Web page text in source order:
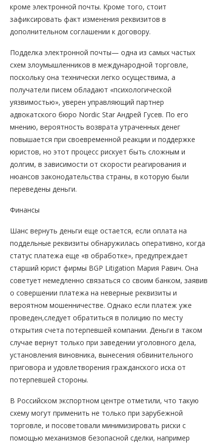
кроме электронной почты. Кроме того, стоит
зафиксировать факт изменения реквизитов в
дополнительном соглашении к договору.
Подделка электронной почты— одна из самых частых
схем злоумышленников в международной торговле,
поскольку она технически легко осуществима, а
получатели писем обладают «психологической
уязвимостью», уверен управляющий партнер
адвокатского бюро Nordic Star Андрей Гусев. По его
мнению, вероятность возврата утраченных денег
повышается при своевременной реакции и поддержке
юристов, но этот процесс рискует быть сложным и
долгим, в зависимости от скорости реагирования и
нюансов законодательства страны, в которую были
переведены деньги.
Финансы
Шанс вернуть деньги еще остается, если оплата на
поддельные реквизиты обнаружилась оперативно, когда
статус платежа еще «в обработке», предупреждает
старший юрист фирмы BGP Litigation Мария Равич. Она
советует немедленно связаться со своим банком, заявив
о совершении платежа на неверные реквизиты и
вероятном мошенничестве. Однако если платеж уже
проведен,следует обратиться в полицию по месту
открытия счета потерпевшей компании. Деньги в таком
случае вернут только при заведении уголовного дела,
установления виновника, вынесения обвинительного
приговора и удовлетворения гражданского иска от
потерпевшей стороны.
В Российском экспортном центре отметили, что такую
схему могут применить не только при зарубежной
торговле, и посоветовали минимизировать риски с
помощью механизмов безопасной сделки, например